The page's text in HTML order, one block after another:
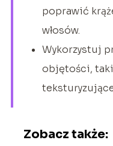
poprawić
włosów.
Wykorzystuj
objętości,
Zobacz także: